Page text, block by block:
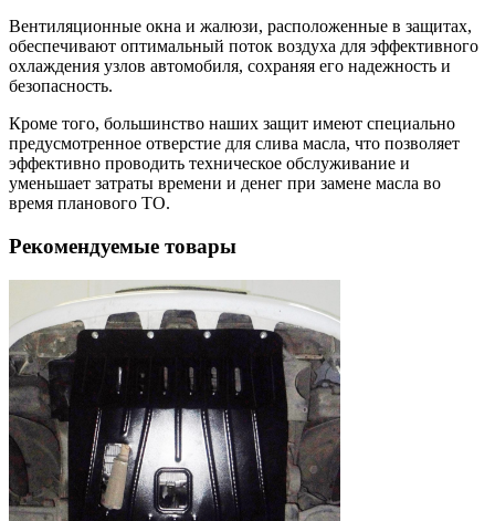
Вентиляционные окна и жалюзи, расположенные в защитах,
обеспечивают оптимальный поток воздуха для эффективного
охлаждения узлов автомобиля, сохраняя его надежность и
безопасность.
Кроме того, большинство наших защит имеют специально
предусмотренное отверстие для слива масла, что позволяет
эффективно проводить техническое обслуживание и
уменьшает затраты времени и денег при замене масла во
время планового ТО.
Рекомендуемые товары